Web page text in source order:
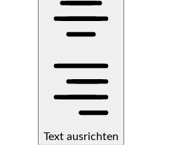
Text ausrichten